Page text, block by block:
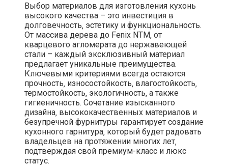
Выбор материалов для изготовления кухонь
высокого качества – это инвестиция в
долговечность‚ эстетику и функциональность.
От массива дерева до Fenix NTM‚ от
кварцевого агломерата до нержавеющей
стали – каждый эксклюзивный материал
предлагает уникальные преимущества.
Ключевыми критериями всегда остаются
прочность‚ износостойкость‚ влагостойкость‚
термостойкость‚ экологичность‚ а также
гигиеничность. Сочетание изысканного
дизайна‚ высококачественных материалов и
безупречной фурнитуры гарантирует создание
кухонного гарнитура‚ который будет радовать
владельцев на протяжении многих лет‚
подтверждая свой премиум-класс и люкс
статус.